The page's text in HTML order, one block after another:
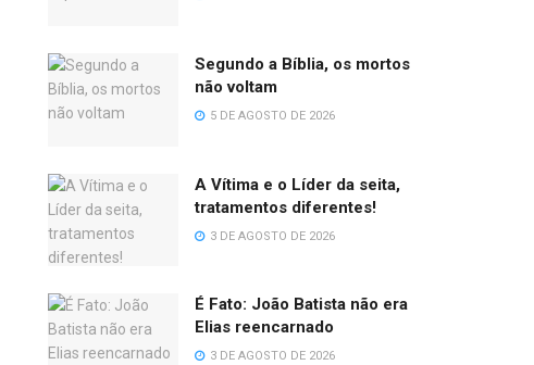
Segundo a Bíblia, os mortos
não voltam
5 DE AGOSTO DE 2026
A Vítima e o Líder da seita,
tratamentos diferentes!
3 DE AGOSTO DE 2026
É Fato: João Batista não era
Elias reencarnado
3 DE AGOSTO DE 2026